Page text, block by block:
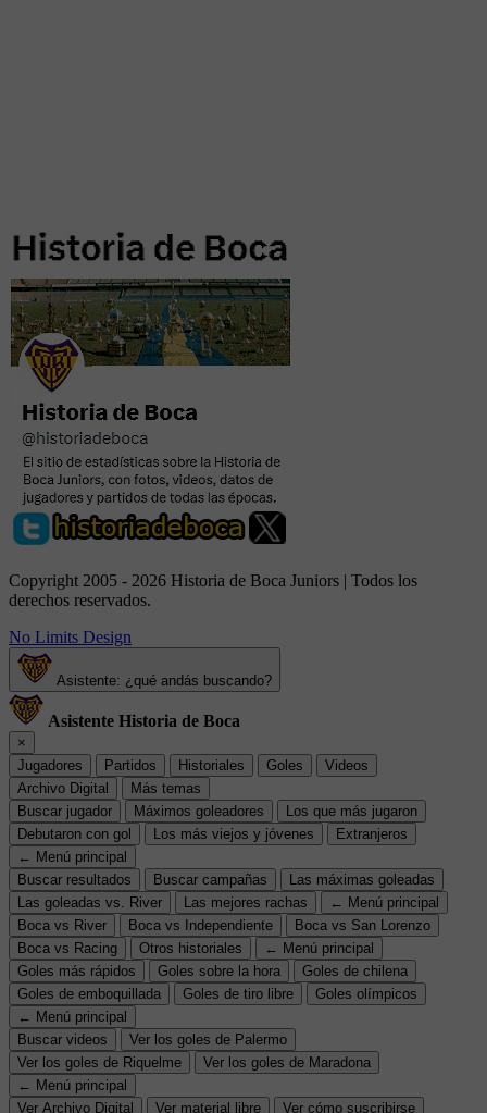
Copyright 2005 - 2026 Historia de Boca Juniors | Todos los
derechos reservados.
No Limits Design
Asistente: ¿qué andás buscando?
Asistente Historia de Boca
×
Jugadores
Partidos Historiales Goles
Videos
Archivo Digital
Más temas
Buscar jugador
Máximos goleadores
Los que más jugaron
Debutaron con gol
Los más viejos y jóvenes
Extranjeros
← Menú principal
Buscar resultados
Buscar campañas
Las máximas goleadas
Las goleadas vs. River
Las mejores rachas
← Menú principal
Boca vs River
Boca vs Independiente
Boca vs San Lorenzo
Boca vs Racing
Otros historiales
← Menú principal
Goles más rápidos
Goles sobre la hora
Goles de chilena
Goles de emboquillada
Goles de tiro libre
Goles olímpicos
← Menú principal
Buscar videos
Ver los goles de Palermo
Ver los goles de Riquelme
Ver los goles de Maradona
← Menú principal
Ver Archivo Digital
Ver material libre
Ver cómo suscribirse